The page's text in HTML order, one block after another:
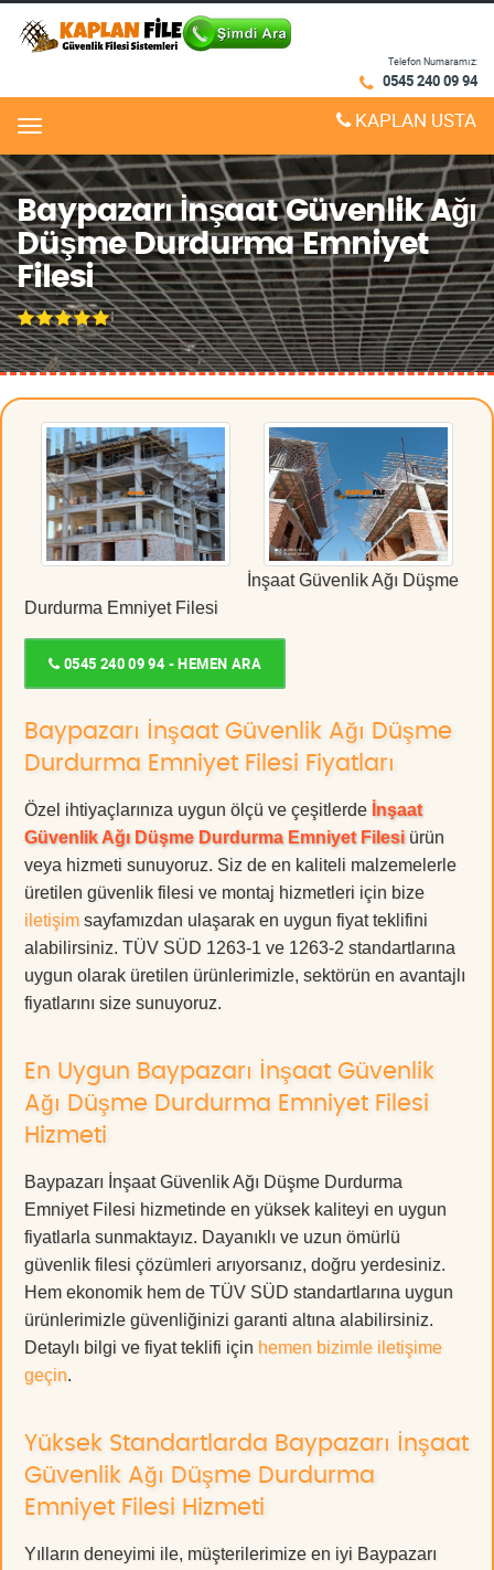
Telefon Numaramız:
0545 240 09 94
Menu KAPLAN USTA
Baypazarı İnşaat Güvenlik Ağı
Düşme Durdurma Emniyet
Filesi
İnşaat Güvenlik Ağı Düşme
Durdurma Emniyet Filesi
0545 240 09 94 - HEMEN ARA
Baypazarı İnşaat Güvenlik Ağı Düşme
Durdurma Emniyet Filesi Fiyatları
Özel ihtiyaçlarınıza uygun ölçü ve çeşitlerde İnşaat
Güvenlik Ağı Düşme Durdurma Emniyet Filesi ürün
veya hizmeti sunuyoruz. Siz de en kaliteli malzemelerle
üretilen güvenlik filesi ve montaj hizmetleri için bize
iletişim sayfamızdan ulaşarak en uygun fiyat teklifini
alabilirsiniz. TÜV SÜD 1263-1 ve 1263-2 standartlarına
uygun olarak üretilen ürünlerimizle, sektörün en avantajlı
fiyatlarını size sunuyoruz.
En Uygun Baypazarı İnşaat Güvenlik
Ağı Düşme Durdurma Emniyet Filesi
Hizmeti
Baypazarı İnşaat Güvenlik Ağı Düşme Durdurma
Emniyet Filesi hizmetinde en yüksek kaliteyi en uygun
fiyatlarla sunmaktayız. Dayanıklı ve uzun ömürlü
güvenlik filesi çözümleri arıyorsanız, doğru yerdesiniz.
Hem ekonomik hem de TÜV SÜD standartlarına uygun
ürünlerimizle güvenliğinizi garanti altına alabilirsiniz.
Detaylı bilgi ve fiyat teklifi için hemen bizimle iletişime
geçin.
Yüksek Standartlarda Baypazarı İnşaat
Güvenlik Ağı Düşme Durdurma
Emniyet Filesi Hizmeti
Yılların deneyimi ile, müşterilerimize en iyi Baypazarı